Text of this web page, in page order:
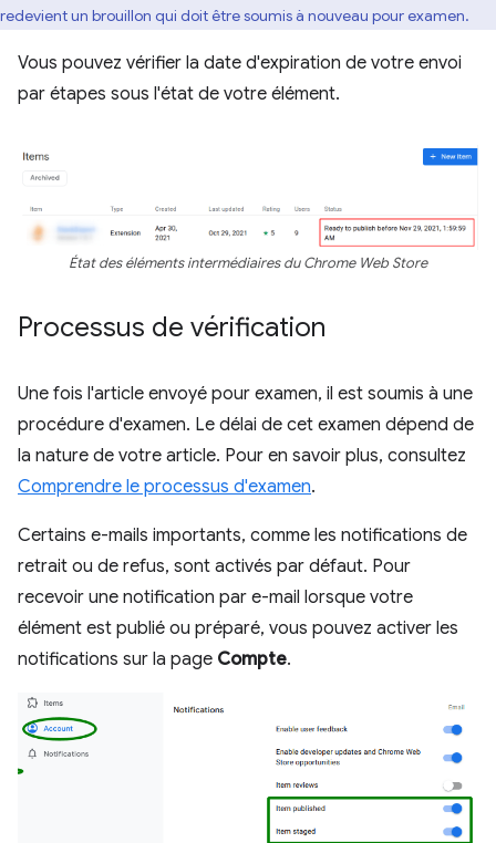
redevient un brouillon qui doit être soumis à nouveau pour examen.
Vous pouvez vérifier la date d'expiration de votre envoi
par étapes sous l'état de votre élément.
État des éléments intermédiaires du Chrome Web Store
Processus de vérification
Une fois l'article envoyé pour examen, il est soumis à une
procédure d'examen. Le délai de cet examen dépend de
la nature de votre article. Pour en savoir plus, consultez
Comprendre le processus d'examen.
Certains e-mails importants, comme les notifications de
retrait ou de refus, sont activés par défaut. Pour
recevoir une notification par e-mail lorsque votre
élément est publié ou préparé, vous pouvez activer les
notifications sur la page Compte.